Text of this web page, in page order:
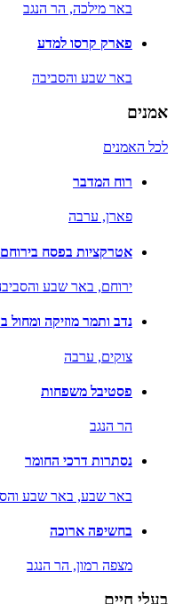
באר מילכה, הר הנגב
פארק קרסו למדע
באר שבע והסביבה
אמנים
לכל האמנים
רוח המדבר
פארן, ערבה
אטרקציות בפסח בירוחם
ירוחם, באר שבע
נדב ותמר מוזיקה ומחול
צוקים, ערבה
פסטיבל משפחות
הר הנגב
נסתרות דרכי החומר
באר שבע, באר שבע
בחשיפה ארוכה
מצפה רמון, הר הנגב
בעלי חיים